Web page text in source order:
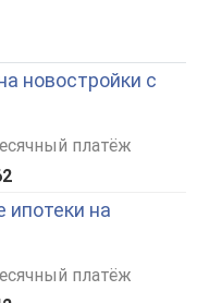
новостройки с
платёж
ипотеки на
платёж